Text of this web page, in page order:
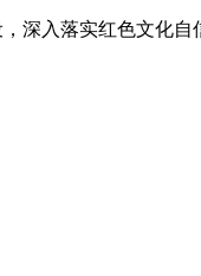
深入落实红色文化